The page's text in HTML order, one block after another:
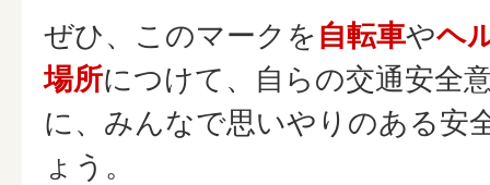
ぜひ、このマークを自転車やヘ
場所につけて、自らの交通安全
に、みんなで思いやりのある安
ょう。